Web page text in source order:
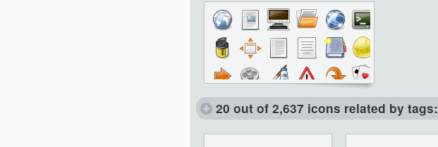
20 out of 2,637 icons related by tags: